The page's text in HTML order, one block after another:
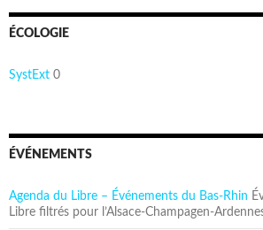
ÉCOLOGIE
SystExt 0
ÉVÉNEMENTS
Agenda du Libre – Événements du Bas-Rhin
Libre filtrés pour l’Alsace-Champagen-